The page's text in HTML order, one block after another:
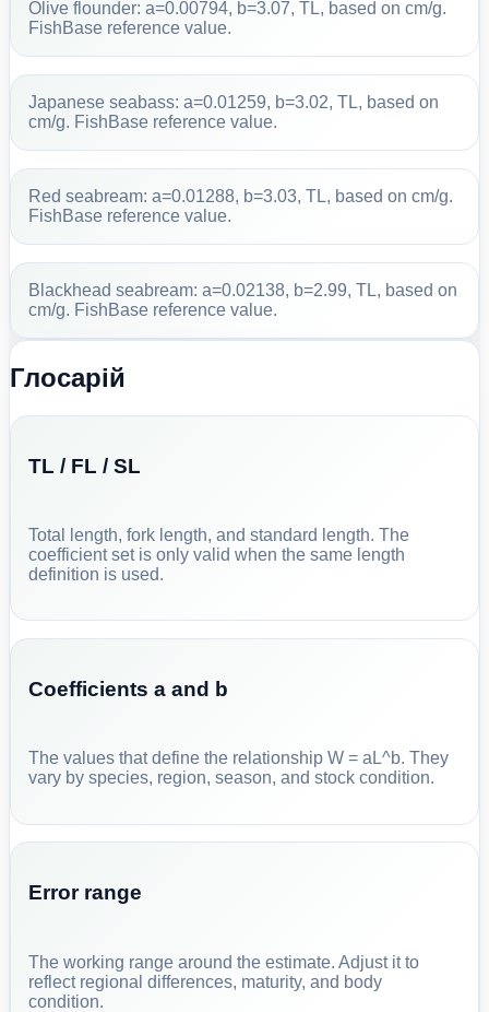
Olive flounder: a=0.00794, b=3.07, TL, based on cm/g.
FishBase reference value.
Japanese seabass: a=0.01259, b=3.02, TL, based on
cm/g. FishBase reference value.
Red seabream: a=0.01288, b=3.03, TL, based on cm/g.
FishBase reference value.
Blackhead seabream: a=0.02138, b=2.99, TL, based on
cm/g. FishBase reference value.
Глосарій
TL / FL / SL
Total length, fork length, and standard length. The
coefficient set is only valid when the same length
definition is used.
Coefficients a and b
The values that define the relationship W = aL^b. They
vary by species, region, season, and stock condition.
Error range
The working range around the estimate. Adjust it to
reflect regional differences, maturity, and body
condition.